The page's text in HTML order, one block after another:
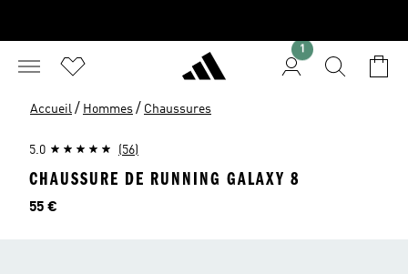
1
Accueil / Hommes / Chaussures
5.0 (56)
CHAUSSURE DE RUNNING GALAXY 8
Prix
55 €